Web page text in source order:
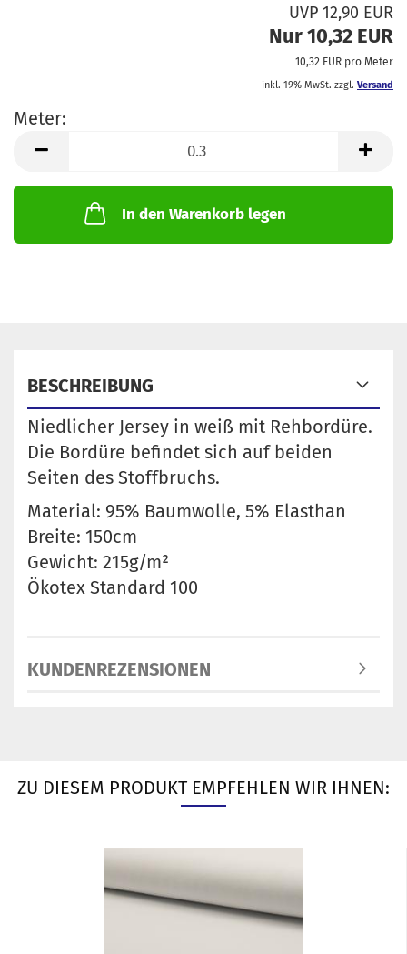
UVP 12,90 EUR
Nur 10,32 EUR
10,32 EUR pro Meter
inkl. 19% MwSt. zzgl. Versand
Meter:
Meter
In den Warenkorb legen
BESCHREIBUNG
Niedlicher Jersey in weiß mit Rehbordüre.
Die Bordüre befindet sich auf beiden
Seiten des Stoffbruchs.
Material: 95% Baumwolle, 5% Elasthan
Breite: 150cm
Gewicht: 215g/m²
Ökotex Standard 100
KUNDENREZENSIONEN
ZU DIESEM PRODUKT EMPFEHLEN WIR IHNEN: